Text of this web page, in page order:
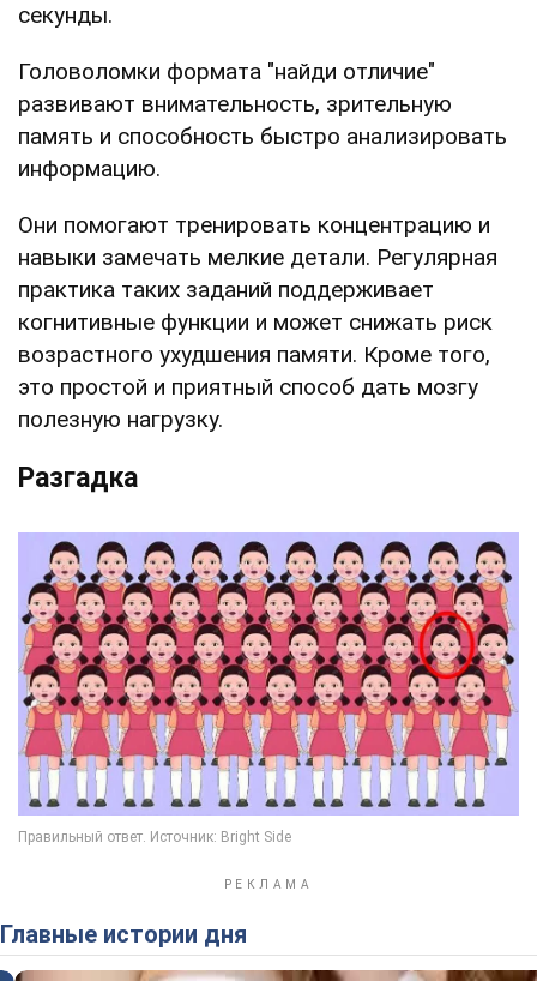
секунды.
Головоломки формата "найди отличие"
развивают внимательность, зрительную
память и способность быстро анализировать
информацию.
Они помогают тренировать концентрацию и
навыки замечать мелкие детали. Регулярная
практика таких заданий поддерживает
когнитивные функции и может снижать риск
возрастного ухудшения памяти. Кроме того,
это простой и приятный способ дать мозгу
полезную нагрузку.
Разгадка
Главные истории дня